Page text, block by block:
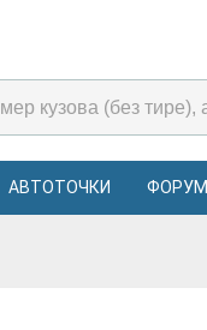
АВТОТОЧКИ ФОРУМ